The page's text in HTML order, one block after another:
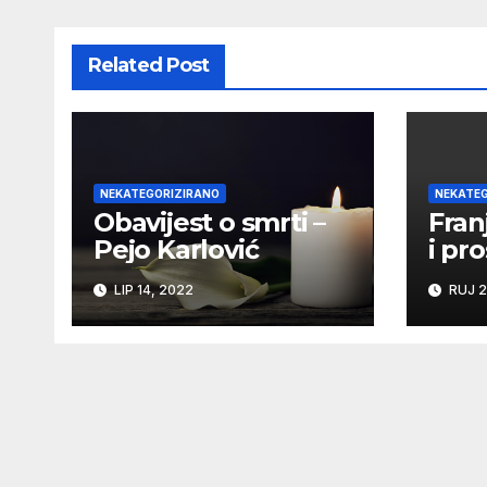
Related Post
NEKATEGORIZIRANO
Obavijest o smrti –
Pejo Karlović
LIP 14, 2022
i
RUJ